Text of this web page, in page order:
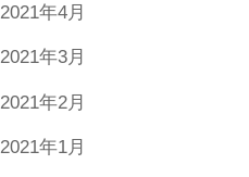
2021年4月
2021年3月
2021年2月
2021年1月